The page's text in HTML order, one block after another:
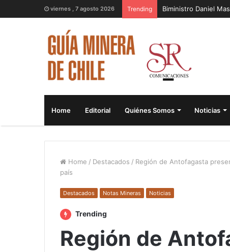
viernes , 7 agosto 2026 Trending Biministro Daniel
Home Editorial Quiénes Somos Noticias
Home / Destacados / Región de Antofagasta
país
Destacados Notas Mineras Noticias
Trending
Región de